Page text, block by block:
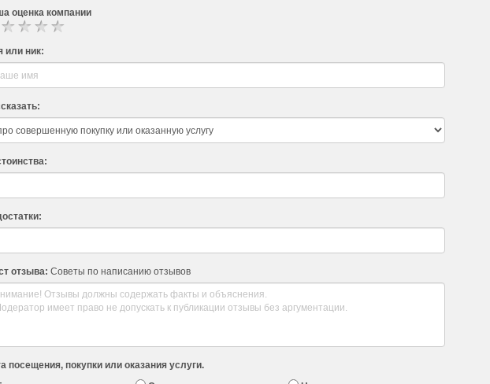
оценка компании
или ник:
отзыва: Советы по написанию отзывов
посещения, покупки или оказания услуги.